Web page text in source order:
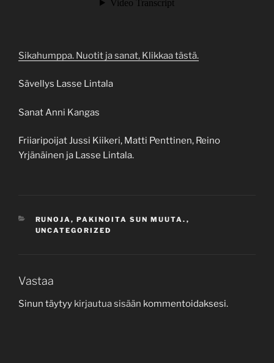
Sikahumppa. Nuotit ja sanat, Klikkaa tästä.
Sävellys Lasse Lintala
Sanat Anni Kangas
Friiaripoijat Jussi Kiikeri, Matti Penttinen, Reino
Yrjänäinen ja Lasse Lintala.
KATEGORIAT
RUNOJA, PAKINOITA SUN MUUTA. ,
UNCATEGORIZED
Vastaa
Sinun täytyy kirjautua sisään kommentoidaksesi.